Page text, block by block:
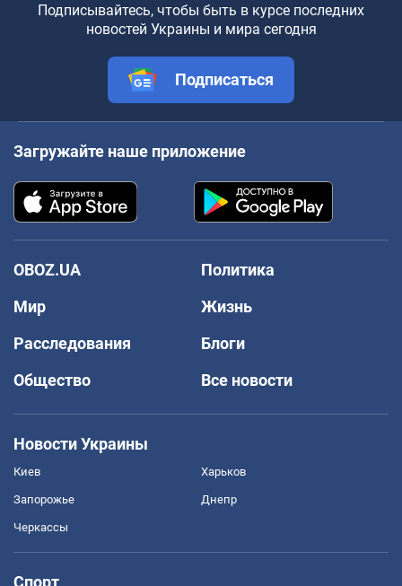
Подписывайтесь, чтобы быть в курсе последних
новостей Украины и мира сегодня
Подписаться
Загружайте наше приложение
OBOZ.UA
Политика
Мир
Жизнь
Расследования
Блоги
Общество
Все новости
Новости Украины
Киев Харьков
Запорожье Днепр
Черкассы
Спорт